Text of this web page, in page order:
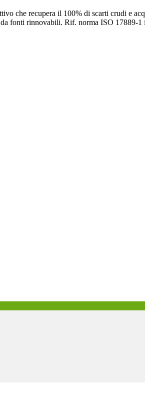
che recupera il 100% di scarti crudi e
fonti rinnovabili. Rif. norma ISO 17889-